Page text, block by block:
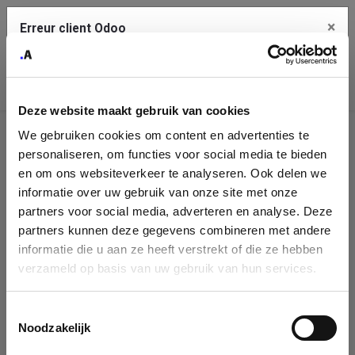
Deze website maakt gebruik van cookies
We gebruiken cookies om content en advertenties te
personaliseren, om functies voor social media te bieden
en om ons websiteverkeer te analyseren. Ook delen we
informatie over uw gebruik van onze site met onze
partners voor social media, adverteren en analyse. Deze
partners kunnen deze gegevens combineren met andere
informatie die u aan ze heeft verstrekt of die ze hebben
verzameld op basis van uw gebruik van hun services.
Noodzakelijk
Identification
de
l'entreprise
Please fill in your company details
form. If you don't find your company in our database, you can create
a new company record with the button below.
Erreur client Odoo ×
Une erreur s'est produite
Utilisez le bouton Copier pour reporter cette erreur à votre
service de support.
Voir les détails
Ok